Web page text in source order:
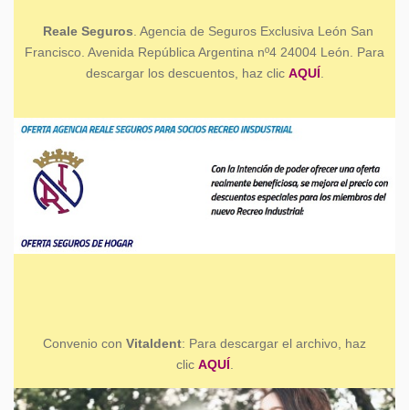
Reale Seguros. Agencia de Seguros Exclusiva León San
Francisco. Avenida República Argentina nº4 24004 León. Para
descargar los descuentos, haz clic AQUÍ.
Convenio con Vitaldent: Para descargar el archivo, haz
clic AQUÍ.